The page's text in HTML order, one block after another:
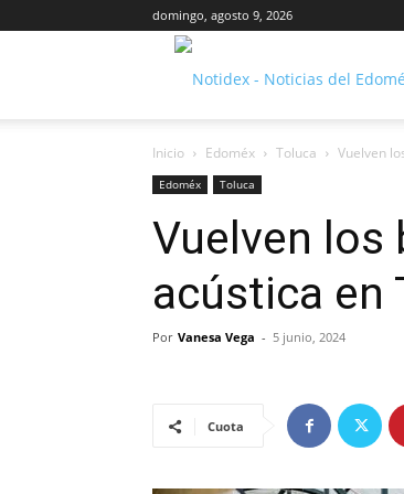
domingo, agosto 9, 2026
Inicio Edoméx Toluca Vuelven
Edoméx Toluca
Vuelven los
acústica en
Por Vanesa Vega - 5 junio, 2024
Cuota